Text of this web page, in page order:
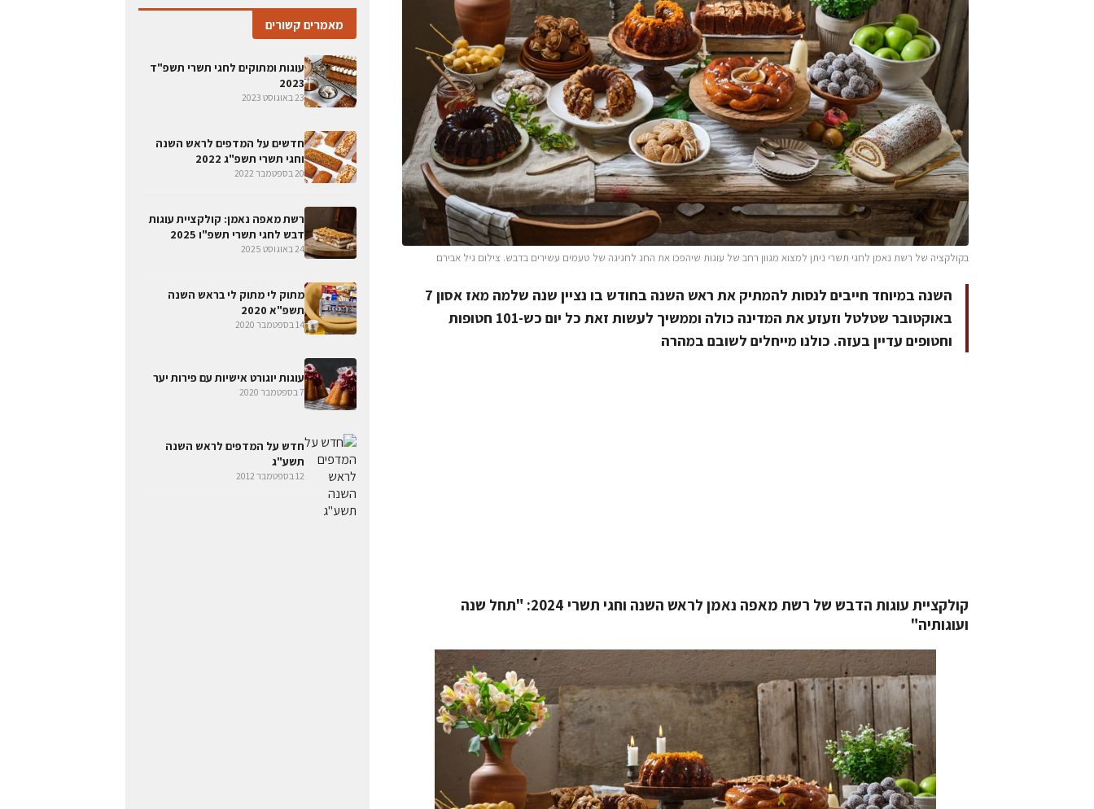
בקולקציה של רשת נאמן לחגי תשרי ניתן למצוא מגוון רחב של עוגות שיהפכו את החג לחגיגה של טעמים עשירים בדבש. צילום גיל אבירם
השנה במיוחד חייבים לנסות להמתיק את ראש השנה בחודש בו נציין שנה שלמה מאז אסון 7
באוקטובר שטלטל וזעזע את המדינה כולה וממשיך לעשות זאת כל יום כש-101 חטופות
וחטופים עדיין בעזה. כולנו מייחלים לשובם במהרה
קולקציית עוגות הדבש של רשת מאפה נאמן לראש השנה וחגי תשרי 2024: "תחל שנה
ועוגותיה"
מאמרים קשורים
עוגות ומתוקים לחגי תשרי תשפ"ד
2023
23 באוגוסט 2023
חדשים על המדפים לראש השנה
וחגי תשרי תשפ"ג 2022
20 בספטמבר 2022
רשת מאפה נאמן: קולקציית עוגות
דבש לחגי תשרי תשפ"ו 2025
24 באוגוסט 2025
מתוק לי מתוק לי בראש השנה
תשפ"א 2020
14 בספטמבר 2020
עוגות יוגורט אישיות עם פירות יער
7 בספטמבר 2020
חדש על המדפים לראש השנה
תשע"ג
12 בספטמבר 2012